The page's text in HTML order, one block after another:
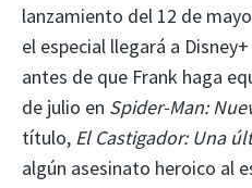
lanzamiento del 12 de
el especial llegará a
antes de que Frank haga
de julio en Spider-Man:
título, El Castigador: Una
algún asesinato heroico al